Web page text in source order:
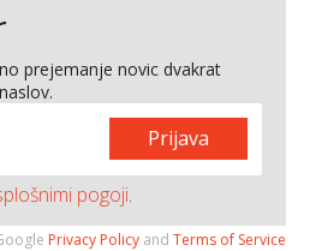
prejemanje novic dvakrat
Prijava
pogoji.
Privacy Policy and Terms of Service